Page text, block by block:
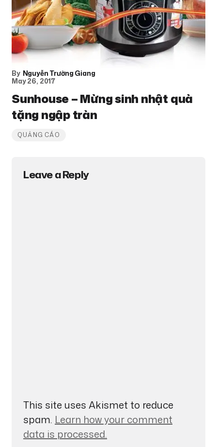
By Nguyễn Trường Giang
May 26, 2017
Sunhouse – Mừng sinh nhật quà
tặng ngập tràn
QUẢNG CÁO
Leave a Reply
This site uses Akismet to reduce
spam. Learn how your comment
data is processed.